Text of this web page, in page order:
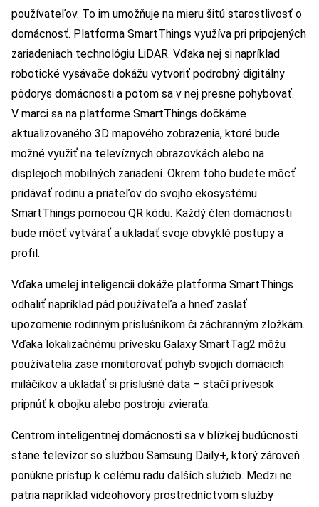
používateľov. To im umožňuje na mieru šitú starostlivosť o
domácnosť. Platforma SmartThings využíva pri pripojených
zariadeniach technológiu LiDAR. Vďaka nej si napríklad
robotické vysávače dokážu vytvoriť podrobný digitálny
pôdorys domácnosti a potom sa v nej presne pohybovať.
V marci sa na platforme SmartThings dočkáme
aktualizovaného 3D mapového zobrazenia, ktoré bude
možné využiť na televíznych obrazovkách alebo na
displejoch mobilných zariadení. Okrem toho budete môcť
pridávať rodinu a priateľov do svojho ekosystému
SmartThings pomocou QR kódu. Každý člen domácnosti
bude môcť vytvárať a ukladať svoje obvyklé postupy a
profil.
Vďaka umelej inteligencii dokáže platforma SmartThings
odhaliť napríklad pád používateľa a hneď zaslať
upozornenie rodinným príslušníkom či záchranným zložkám.
Vďaka lokalizačnému prívesku Galaxy SmartTag2 môžu
používatelia zase monitorovať pohyb svojich domácich
miláčikov a ukladať si príslušné dáta – stačí prívesok
pripnúť k obojku alebo postroju zvieraťa.
Centrom inteligentnej domácnosti sa v blízkej budúcnosti
stane televízor so službou Samsung Daily+, ktorý zároveň
ponúkne prístup k celému radu ďalších služieb. Medzi ne
patria napríklad videohovory prostredníctvom služby